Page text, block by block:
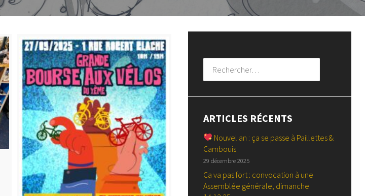
Rechercher :
ARTICLES RÉCENTS
Nouvel an : ça se passe à Paillettes &
Cambouis
29 décembre 2025
Ca va pas fort : convocation à une
Assemblée générale, dimanche